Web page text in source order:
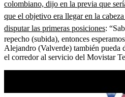
colombiano, dijo en la previa que
que el objetivo era llegar en la
disputar las primeras posiciones:
repecho (subida), entonces
Alejandro (Valverde) también pueda
el corredor al servicio del Movistar